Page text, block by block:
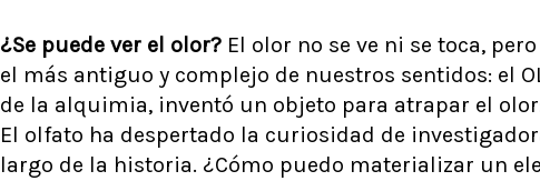
¿Se puede ver el olor? El olor no se ve ni se toca,
el más antiguo y complejo de nuestros sentidos: el
de la alquimia, inventó un objeto para atrapar el
El olfato ha despertado la curiosidad de
largo de la historia. ¿Cómo puedo materializar un